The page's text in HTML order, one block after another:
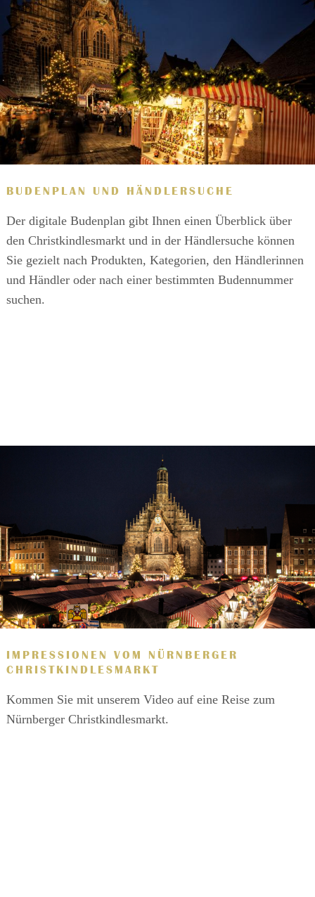
BUDENPLAN UND HÄNDLERSUCHE
Der digitale Budenplan gibt Ihnen einen Überblick über
den Christkindlesmarkt und in der Händlersuche können
Sie gezielt nach Produkten, Kategorien, den Händlerinnen
und Händler oder nach einer bestimmten Budennummer
suchen.
IMPRESSIONEN VOM NÜRNBERGER
CHRISTKINDLESMARKT
Kommen Sie mit unserem Video auf eine Reise zum
Nürnberger Christkindlesmarkt.